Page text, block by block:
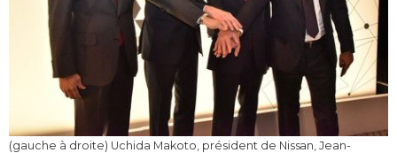
Tokyo
(gauche à droite) Uchida Makoto, président de Nissan, Jean-